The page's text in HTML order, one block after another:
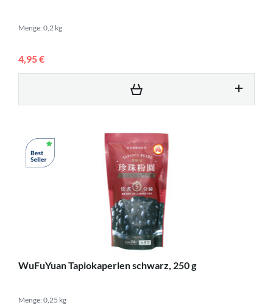
Menge: 0,2 kg
4,95 €
WuFuYuan Tapiokaperlen schwarz, 250 g
Menge: 0,25 kg